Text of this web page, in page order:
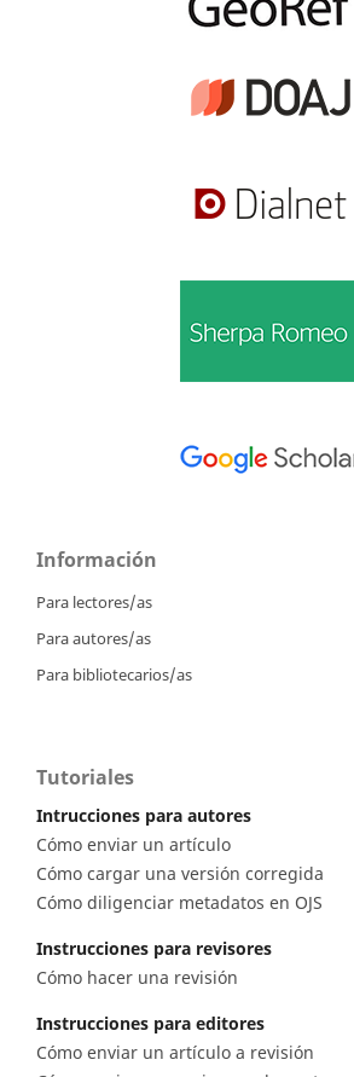
Información
Para lectores/as
Para autores/as
Para bibliotecarios/as
Tutoriales
Intrucciones para autores
Cómo enviar un artículo
Cómo cargar una versión corregida
Cómo diligenciar metadatos en OJS
Instrucciones para revisores
Cómo hacer una revisión
Instrucciones para editores
Cómo enviar un artículo a revisión